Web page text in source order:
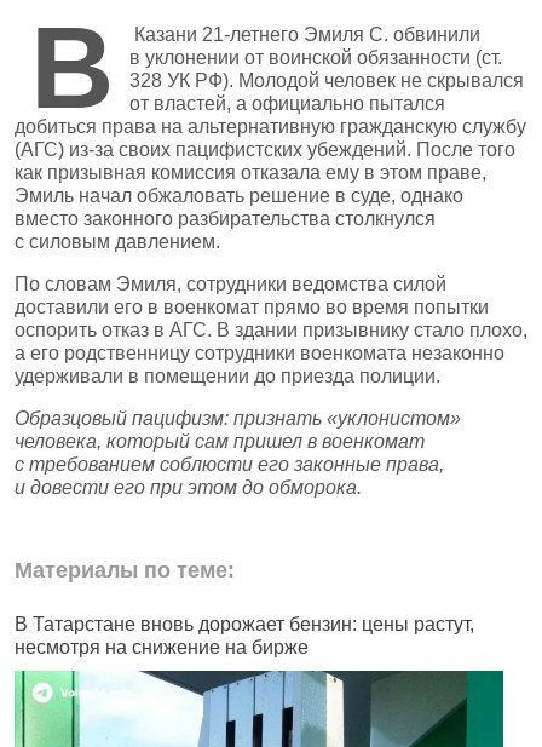
В
Казани 21‑летнего Эмиля С. обвинили
в уклонении от воинской обязанности (ст.
328 УК РФ). Молодой человек не скрывался
от властей, а официально пытался
добиться права на альтернативную гражданскую службу
(АГС) из‑за своих пацифистских убеждений. После того
как призывная комиссия отказала ему в этом праве,
Эмиль начал обжаловать решение в суде, однако
вместо законного разбирательства столкнулся
с силовым давлением.
По словам Эмиля, сотрудники ведомства силой
доставили его в военкомат прямо во время попытки
оспорить отказ в АГС. В здании призывнику стало плохо,
а его родственницу сотрудники военкомата незаконно
удерживали в помещении до приезда полиции.
Образцовый пацифизм: признать «уклонистом»
человека, который сам пришел в военкомат
с требованием соблюсти его законные права,
и довести его при этом до обморока.
Материалы по теме:
В Татарстане вновь дорожает бензин: цены растут,
несмотря на снижение на бирже